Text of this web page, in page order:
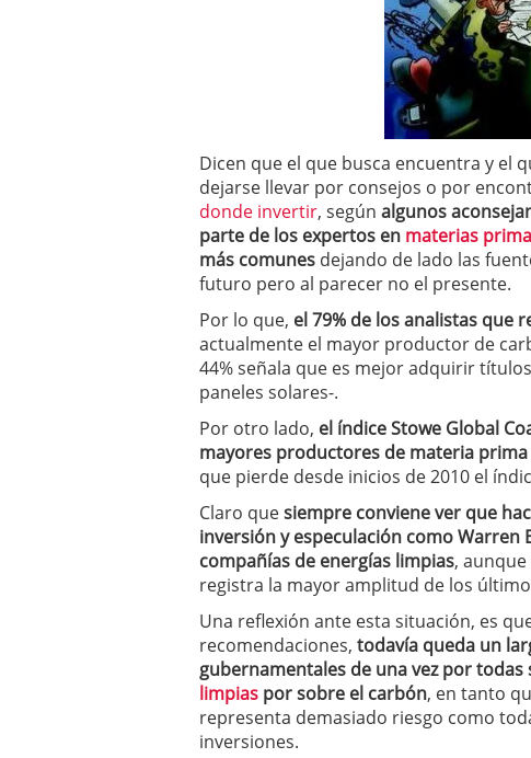
a los costes 21 de noviembre
¿Cuánto cuesta un software
Dicen que el que busca encuentra y el
dejarse llevar por consejos o por
donde invertir, según algunos
parte de los expertos en materias
más comunes dejando de lado las
futuro pero al parecer no el presente.
Por lo que, el 79% de los analistas que
actualmente el mayor productor de
44% señala que es mejor adquirir
paneles solares-.
Por otro lado, el índice Stowe Global
mayores productores de materia prima
que pierde desde inicios de 2010 el
Claro quesiempre conviene ver que
inversión y especulación como
compañías de energías limpias,
registra la mayor amplitud de los
Una reflexión ante esta situación, es
recomendaciones, todavía queda un
gubernamentales de una vez por todas
limpias por sobre el carbón, en tanto
representa demasiado riesgo como
inversiones.